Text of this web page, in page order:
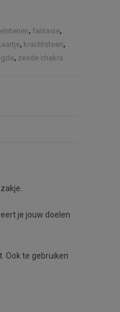
, fantasie,
, krachtsteen,
, zesde chakra
je jouw doelen
Ook te gebruiken